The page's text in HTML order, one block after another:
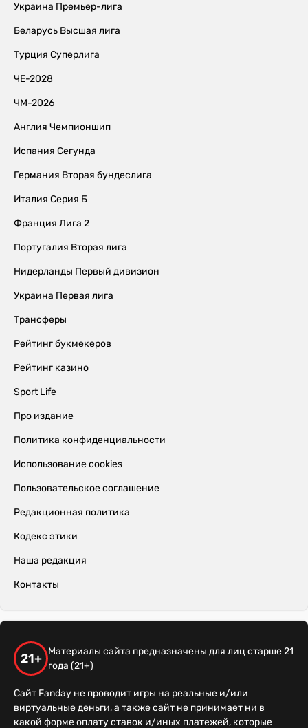
Украина Премьер-лига
Беларусь Высшая лига
Турция Суперлига
ЧЕ-2028
ЧМ-2026
Англия Чемпионшип
Испания Сегунда
Германия Вторая бундеслига
Италия Серия Б
Франция Лига 2
Португалия Вторая лига
Нидерланды Первый дивизион
Украина Первая лига
Трансферы
Рейтинг букмекеров
Рейтинг казино
Sport Life
Про издание
Политика конфиденциальности
Использование cookies
Пользовательское соглашение
Редакционная политика
Кодекс этики
Наша редакция
Контакты
21+
Материалы сайта предназначены для лиц старше 21
года (21+)
Сайт Fanday не проводит игры на реальные и/или
виртуальные деньги, а также сайт не принимает ни в
какой форме оплату ставок и/иных платежей, которые